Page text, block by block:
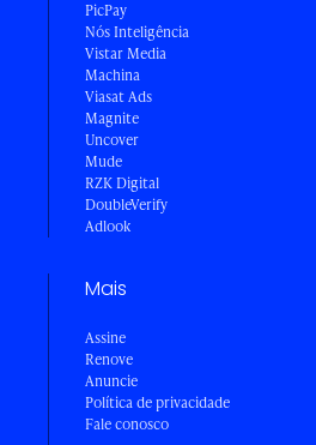
PicPay
Nós Inteligência
Vistar Media
Machina
Viasat Ads
Magnite
Uncover
Mude
RZK Digital
DoubleVerify
Adlook
Mais
Assine
Renove
Anuncie
Política de privacidade
Fale conosco